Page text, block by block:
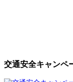
交通安全キャンペ